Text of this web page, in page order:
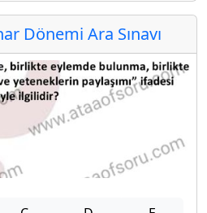
Dönemi Ara Sınavı